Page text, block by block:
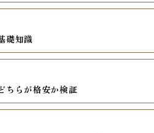
礎知識
ちらが格安か検証